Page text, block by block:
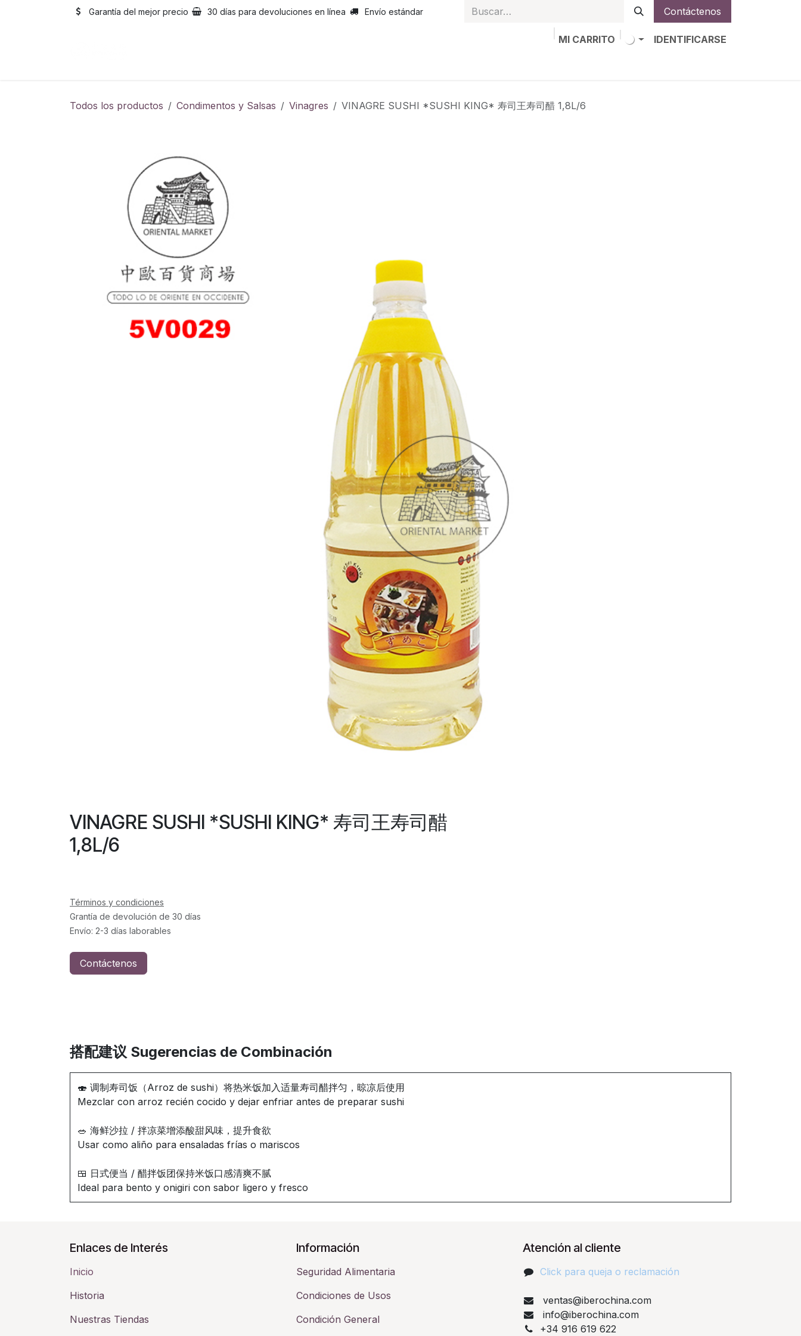
Garantía del mejor precio 30 días para devoluciones en línea Envío estándar Contáctenos
MI CARRITO
IDENTIFICARSE
Todos los productos Condimentos y Salsas Vinagres VINAGRE SUSHI *SUSHI KING* 寿司王寿司醋 1,8L/6
VINAGRE SUSHI *SUSHI KING* 寿司王寿司醋
1,8L/6
Términos y condiciones
Grantía de devolución de 30 días
Envío: 2-3 días laborables
Contáctenos
搭配建议 Sugerencias de Combinación
🍣 调制寿司饭（Arroz de sushi）将热米饭加入适量寿司醋拌匀，晾凉后使用
Mezclar con arroz recién cocido y dejar enfriar antes de preparar sushi
🥗 海鲜沙拉 / 拌凉菜增添酸甜风味，提升食欲
Usar como aliño para ensaladas frías o mariscos
🍱 日式便当 / 醋拌饭团保持米饭口感清爽不腻
Ideal para bento y onigiri con sabor ligero y fresco
Enlaces de Interés
Inicio
Historia​
Nuestras Tiendas
Información
Seguridad Alimentaria
Condiciones de Usos
Condición General
Atención al cliente
Click para queja o reclamación​
ventas@iberochina.com
info@iberochina.com
+34 916 619 622